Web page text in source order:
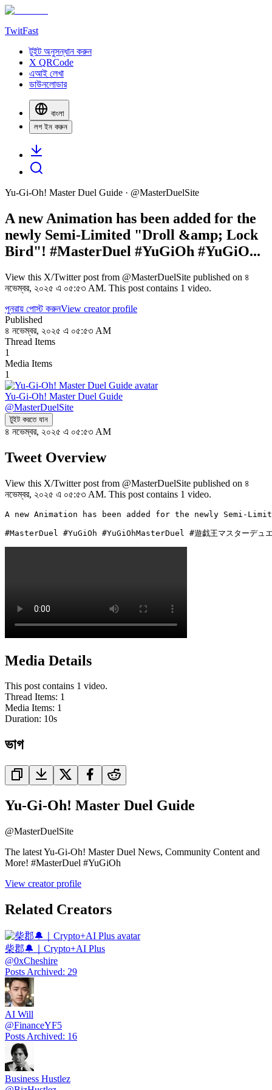
TwitFast
টুইট অনুসন্ধান করুন
X QRCode
এআই লেখা
ডাউনলোডার
বাংলা
লগ ইন করুন
Yu-Gi-Oh! Master Duel Guide · @MasterDuelSite
A new Animation has been added for the
newly Semi-Limited "Droll &amp; Lock
Bird"! #MasterDuel #YuGiOh #YuGiO...
View this X/Twitter post from @MasterDuelSite published on ৪
নভেম্বর, ২০২৫ এ ০৫:৫৩ AM. This post contains 1 video.
পুনরায় পোস্ট করুনView creator profile
Published
৪ নভেম্বর, ২০২৫ এ ০৫:৫৩ AM
Thread Items
1
Media Items
1
Yu-Gi-Oh! Master Duel Guide
@MasterDuelSite
টুইট করতে যান
৪ নভেম্বর, ২০২৫ এ ০৫:৫৩ AM
Tweet Overview
View this X/Twitter post from @MasterDuelSite published on ৪
নভেম্বর, ২০২৫ এ ০৫:৫৩ AM. This post contains 1 video.
A new Animation has been added for the newly Semi-
#MasterDuel #YuGiOh #YuGiOhMasterDuel #遊戯王マスターデュ
Media Details
This post contains 1 video.
Thread Items: 1
Media Items: 1
Duration: 10s
ভাগ
Yu-Gi-Oh! Master Duel Guide
@MasterDuelSite
The latest Yu-Gi-Oh! Master Duel News, Community Content and
More! #MasterDuel #YuGiOh
View creator profile
Related Creators
柴郡🔔｜Crypto+AI Plus
@0xCheshire
Posts Archived: 29
AI Will
@FinanceYF5
Posts Archived: 16
Business Hustlez